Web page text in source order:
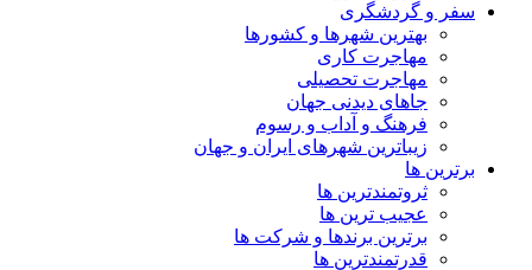
سفر و گردشگری
بهترین شهرها و کشورها
مهاجرت کاری
مهاجرت تحصیلی
جاهای دیدنی جهان
فرهنگ و آداب و رسوم
زیباترین شهرهای ایران و جهان
برترین ها
ثروتمندترین ها
عجیب ترین ها
برترین برندها و شرکت ها
قدرتمندترین ها